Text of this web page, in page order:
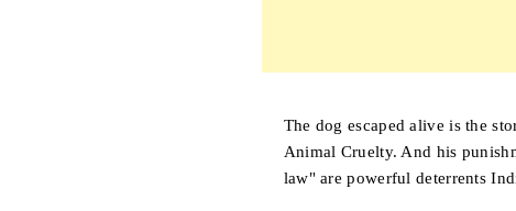
The dog escaped alive is the
Animal Cruelty. And his
law" are powerful deterrents